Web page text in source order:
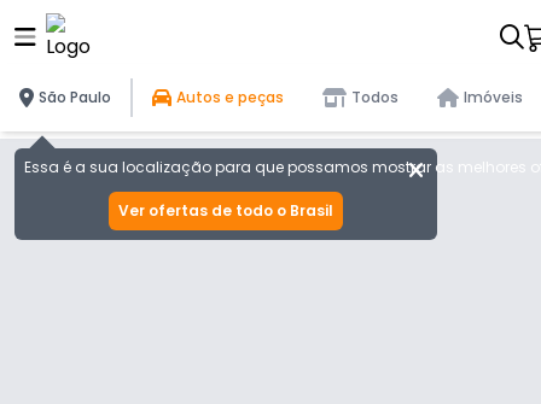
São Paulo
Essa é a sua localização para que possamos mostrar as melhores
Ver ofertas de todo o Brasil
Autos e peças Todos Imóveis